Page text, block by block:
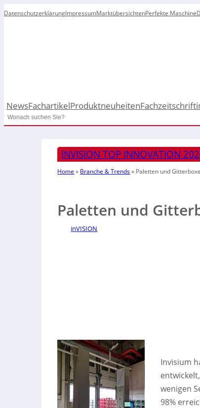
DatenschutzerklärungImpressumMarktübersichtenPerfekte Maschine
NewsFachartikelProduktneuheitenFachzeitschrift
Search
INVISION TOP INNOVATION
Home » Branche & Trends» Paletten und
Paletten und
inVISION
Invisium
wenigen
98%